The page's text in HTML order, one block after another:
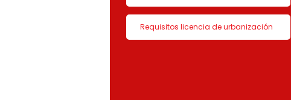
Requisitos licencia de urbanización